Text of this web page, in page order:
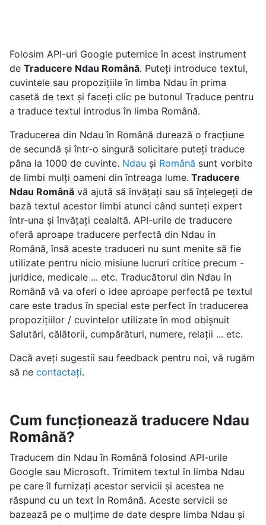
Folosim API-uri Google puternice în acest instrument
de Traducere Ndau Română. Puteți introduce textul,
cuvintele sau propozițiile în limba Ndau în prima
casetă de text și faceți clic pe butonul Traduce pentru
a traduce textul introdus în limba Română.
Traducerea din Ndau în Română durează o fracțiune
de secundă și într-o singură solicitare puteți traduce
pâna la 1000 de cuvinte. Ndau și Română sunt vorbite
de limbi mulți oameni din întreaga lume. Traducere
Ndau Românăvă ajută să învățați sau să înțelegeți de
bază textul acestor limbi atunci când sunteți expert
într-una și învățați cealaltă. API-urile de traducere
oferă aproape traducere perfectă din Ndau în
Română, însă aceste traduceri nu sunt menite să fie
utilizate pentru nicio misiune lucruri critice precum -
juridice, medicale ... etc. Traducătorul din Ndau în
Română vă va oferi o idee aproape perfectă pe textul
care este tradus în special este perfect în traducerea
propozițiilor / cuvintelor utilizate în mod obișnuit
Salutări, călătorii, cumpărături, numere, relații ... etc.
Dacă aveți sugestii sau feedback pentru noi, vă rugăm
să ne contactați.
Cum funcționează traducere Ndau
Română?
Traducem din Ndau în Română folosind API-urile
Google sau Microsoft. Trimitem textul în limba Ndau
pe care îl furnizați acestor servicii și acestea ne
răspund cu un text în Română. Aceste servicii se
bazează pe o mulțime de date despre limba Ndau și